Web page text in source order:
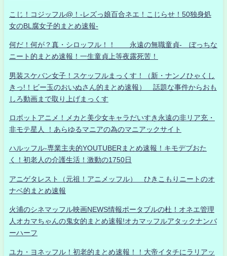
こじ！コジッフル@！-レズっ娘百合ネエ！こじらせ！50独身処
女のBL腐女子的まとめ速報-
何だ！何が？真・シロッフル！！ 永遠の無職童貞- ぼっちな
ニート的まとめ速報！一生童貞上等夜露死苦！
男装スケバン女子！スケッフルまっくす！（新・ナンノひゃくし
きっ!！ビー玉のおいぬさん的まとめ速報） 話題な事件からおも
しろ動画まで取り上げまっくす
ロボットアニメ！メカと美少女キャラだいすき永遠の非リア充・
非モテ星人 ！あらゆるマニアの為のマニアックサイト
ハルッフル-専業主夫的YOUTUBERまとめ速報！キモデブおた
く！初老人の介護生活！激動の1750日
アニゲタレスト（元祖！アニメッフル） ひきこもりニートのオ
ナベ的まとめ速報
火浦のシネマッフル映画NEWS情報ポータブルの杜！オネエ管理
人オカマちゃんの鬼女的まとめ速報!オカマッフルアタックナンバ
ーハーフ
ユカ・ヨネッフル！初老的まとめ速報！！大帝イタチにラリアッ